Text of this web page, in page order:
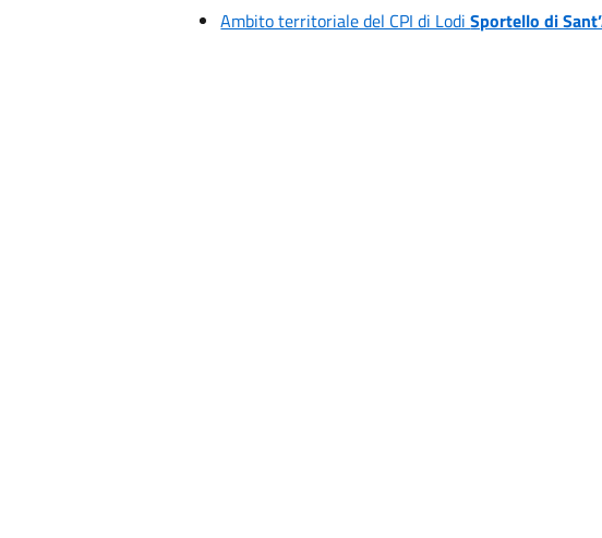
Ambito territoriale del CPI di LodiSportello di